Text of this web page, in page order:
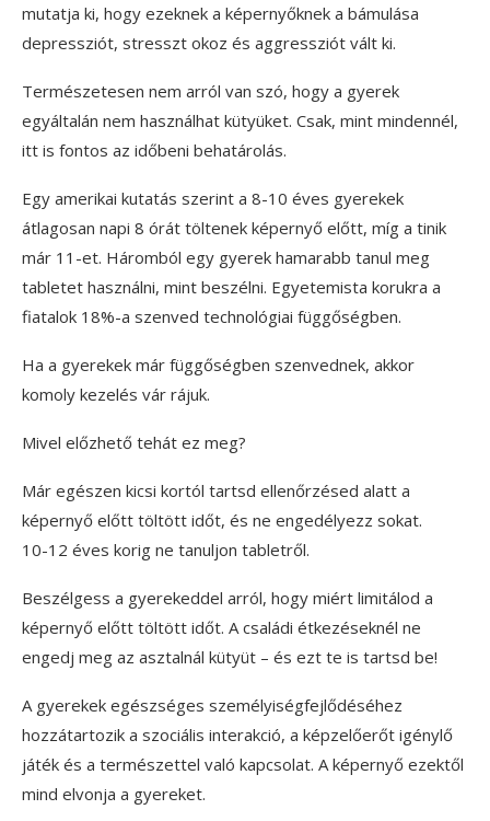
mutatja ki, hogy ezeknek a képernyőknek a bámulása
depressziót, stresszt okoz és aggressziót vált ki.
Természetesen nem arról van szó, hogy a gyerek
egyáltalán nem használhat kütyüket. Csak, mint mindennél,
itt is fontos az időbeni behatárolás.
Egy amerikai kutatás szerint a 8-10 éves gyerekek
átlagosan napi 8 órát töltenek képernyő előtt, míg a tinik
már 11-et. Háromból egy gyerek hamarabb tanul meg
tabletet használni, mint beszélni. Egyetemista korukra a
fiatalok 18%-a szenved technológiai függőségben.
Ha a gyerekek már függőségben szenvednek, akkor
komoly kezelés vár rájuk.
Mivel előzhető tehát ez meg?
Már egészen kicsi kortól tartsd ellenőrzésed alatt a
képernyő előtt töltött időt, és ne engedélyezz sokat.
10-12 éves korig ne tanuljon tabletről.
Beszélgess a gyerekeddel arról, hogy miért limitálod a
képernyő előtt töltött időt. A családi étkezéseknél ne
engedj meg az asztalnál kütyüt – és ezt te is tartsd be!
A gyerekek egészséges személyiségfejlődéséhez
hozzátartozik a szociális interakció, a képzelőerőt igénylő
játék és a természettel való kapcsolat. A képernyő ezektől
mind elvonja a gyereket.